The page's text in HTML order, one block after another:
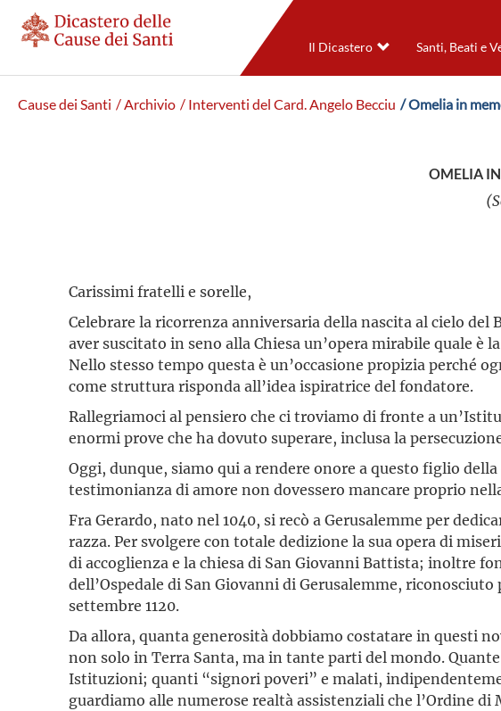
Il Dicastero Santi, Beati e
Cause dei Santi / Archivio / Interventi del Card. Angelo Becciu / Omelia in
OMELIA
Carissimi fratelli e sorelle,
Celebrare la ricorrenza anniversaria della nascita al cielo del
aver suscitato in seno alla Chiesa un’opera mirabile quale
Nello stesso tempo questa è un’occasione propizia perché
come struttura risponda all’idea ispiratrice del fondatore.
Rallegriamoci al pensiero che ci troviamo di fronte a
enormi prove che ha dovuto superare, inclusa la
Oggi, dunque, siamo qui a rendere onore a questo figlio
testimonianza di amore non dovessero mancare proprio
Fra Gerardo, nato nel 1040, si recò a Gerusalemme per
razza. Per svolgere con totale dedizione la sua opera di
di accoglienza e la chiesa di San Giovanni Battista; inoltre
dell’Ospedale di San Giovanni di Gerusalemme,
settembre 1120.
Da allora, quanta generosità dobbiamo costatare in questi
non solo in Terra Santa, ma in tante parti del mondo.
Istituzioni; quanti “signori poveri” e malati,
guardiamo alle numerose realtà assistenziali che l’Ordine